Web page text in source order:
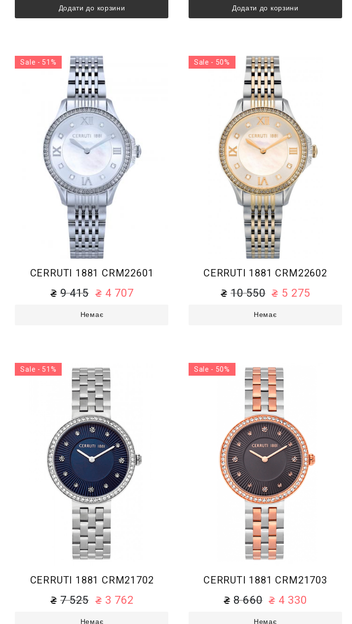
Додати до корзини Додати до корзини
CERRUTI 1881 CRM22601
9 415 4 707
Немає
Sale - 51%
CERRUTI 1881 CRM22602
10 550 5 275
Немає
Sale - 50%
CERRUTI 1881 CRM21702
7 525 3 762
Немає
Sale - 51%
CERRUTI 1881 CRM21703
8 660 4 330
Немає
Sale - 50%